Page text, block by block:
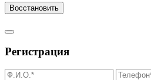
Восстановить
Регистрация